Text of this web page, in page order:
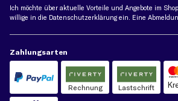
Ich möchte über aktuelle Vorteile und Angebote im
willige in die Datenschutzerklärung ein. Eine
Zahlungsarten
Rechnung Lastschrift